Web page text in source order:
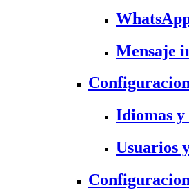
Mensaje
Idiomas y
Usuarios